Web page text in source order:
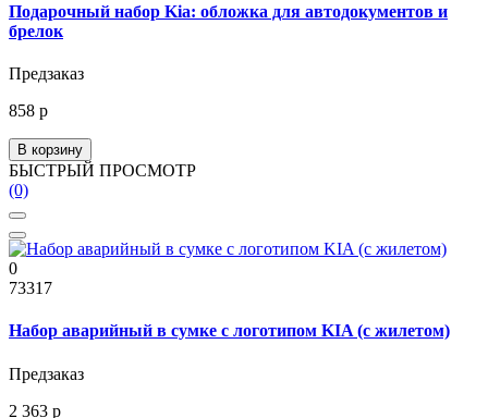
Подарочный набор Kia: обложка для автодокументов и
брелок
Предзаказ
858 р
В корзину
БЫСТРЫЙ ПРОСМОТР
(0)
0
73317
Набор аварийный в сумке с логотипом KIA (с жилетом)
Предзаказ
2 363 р